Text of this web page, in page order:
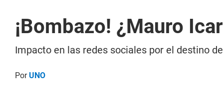
¡Bombazo! ¿Mauro
Impacto en las redes sociales por el destino
PorUNO